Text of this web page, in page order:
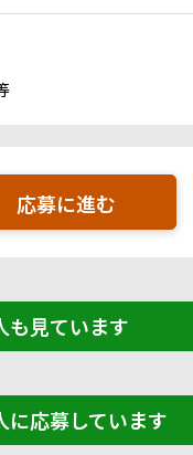
応募に進む
も見ています
に応募しています